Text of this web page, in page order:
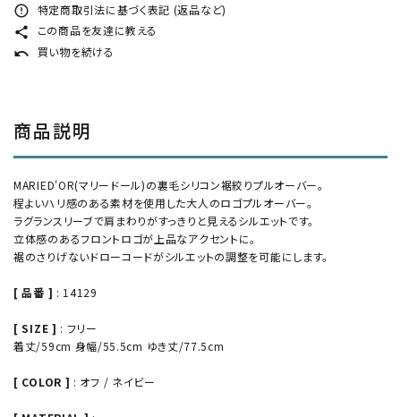
error_outline 特定商取引法に基づく表記 (返品など)
share この商品を友達に教える
undo 買い物を続ける
商品説明
MARIED'OR(マリードール)の裏毛シリコン裾絞りプルオーバー。
程よいハリ感のある素材を使用した大人のロゴプルオーバー。
ラグランスリーブで肩まわりがすっきりと見えるシルエットです。
立体感のあるフロントロゴが上品なアクセントに。
裾のさりげないドローコードがシルエットの調整を可能にします。
[ 品番 ] : 14129
[ SIZE ] : フリー
着丈/59cm 身幅/55.5cm ゆき丈/77.5cm
[ COLOR ] : オフ / ネイビー